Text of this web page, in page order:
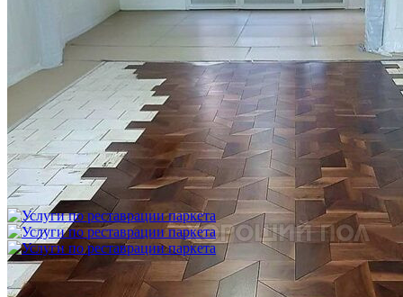
Укладка модульного паркета с финишным покрытием на
фанеру
3 600 ₽